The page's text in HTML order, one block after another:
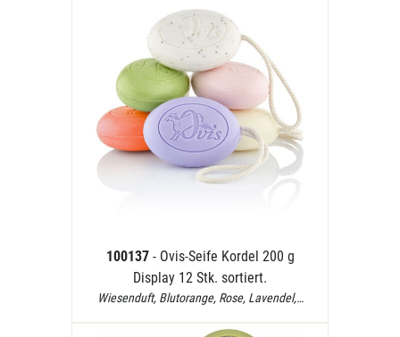
100137 - Ovis-Seife Kordel 200 g
Display 12 Stk. sortiert.
Wiesenduft, Blutorange, Rose, Lavendel,…